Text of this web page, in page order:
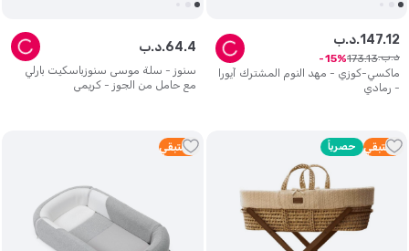
ماكسي-كوزي - مهد النوم المشترك آيورا
- رمادي
د.ب.147.12
د.ب. 173.13
15
سنوز - سلة موسى سنوزباسكيت بارلي
مع حامل من الجوز - كريمي
د.ب.64.4
2 متبقي حصرياً 4 متبقي